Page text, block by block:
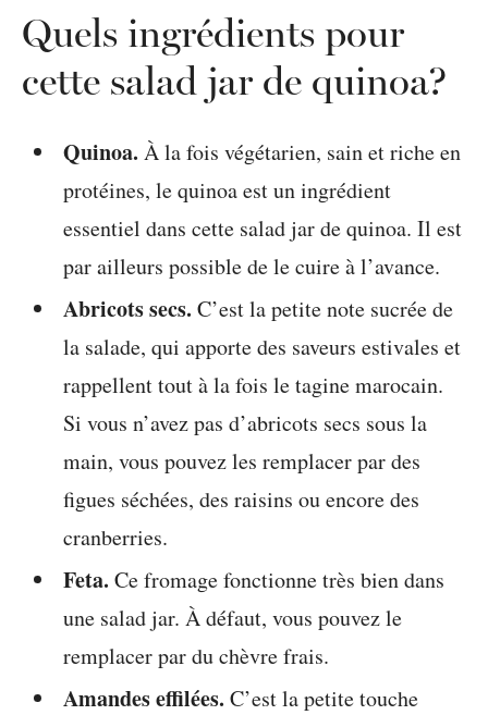
Quels ingrédients pour
cette salad jar de quinoa?
Quinoa. À la fois végétarien, sain et riche en
protéines, le quinoa est un ingrédient
essentiel dans cette salad jar de quinoa. Il est
par ailleurs possible de le cuire à l’avance.
Abricots secs. C’est la petite note sucrée de
la salade, qui apporte des saveurs estivales et
rappellent tout à la fois le tagine marocain.
Si vous n’avez pas d’abricots secs sous la
main, vous pouvez les remplacer par des
figues séchées, des raisins ou encore des
cranberries.
Feta. Ce fromage fonctionne très bien dans
une salad jar. À défaut, vous pouvez le
remplacer par du chèvre frais.
Amandes effilées. C’est la petite touche